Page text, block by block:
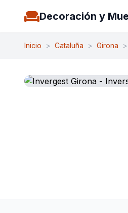
Decoración y
Inicio > Cataluña > Girona >